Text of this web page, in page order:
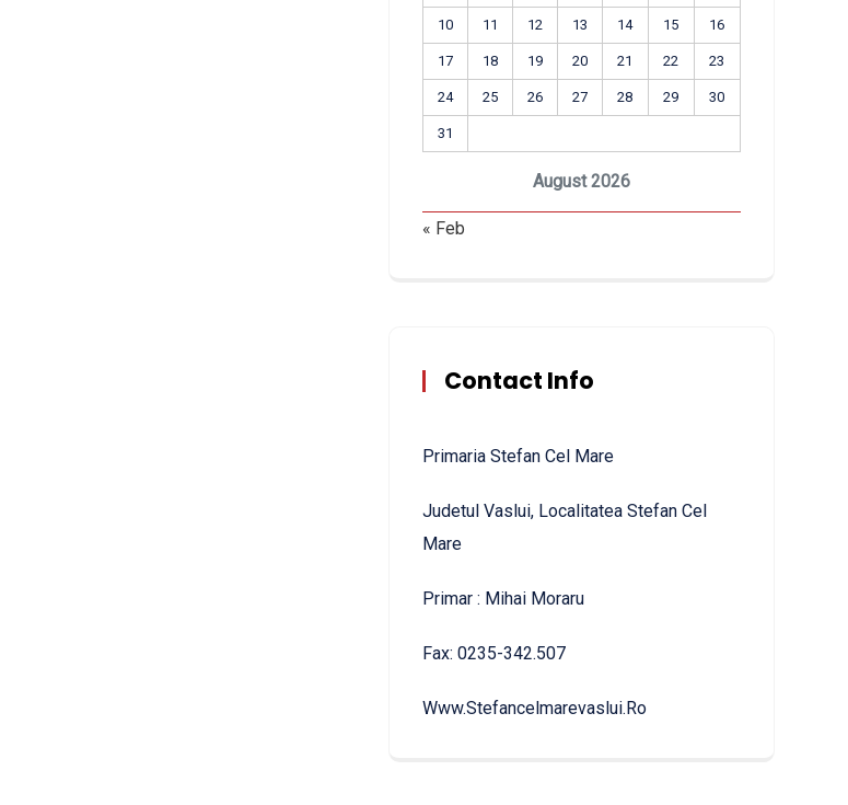
August 2026
10 11 12 13 14 15 16
17 18 19 20 21 22 23
24 25 26 27 28 29 30
31
« Feb
Contact Info
Primaria Stefan Cel Mare
Judetul Vaslui, Localitatea Stefan Cel
Mare
Primar : Mihai Moraru
Fax: 0235-342.507
Www.stefancelmarevaslui.ro